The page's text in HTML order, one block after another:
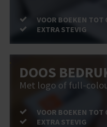
VOOR BOEKEN TOT
EXTRA STEVIG
DOOS
Met logo of full-
VOOR BOEKEN TOT
EXTRA STEVIG